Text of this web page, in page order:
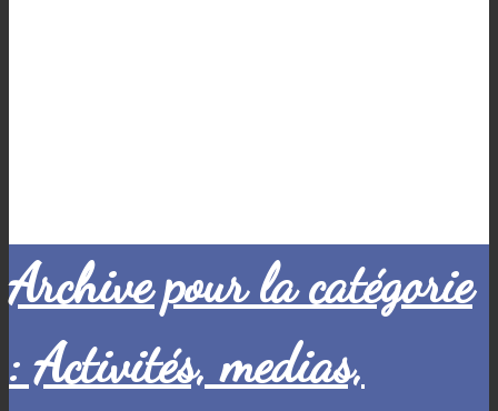
Archive pour la catégorie
: Activités, medias,